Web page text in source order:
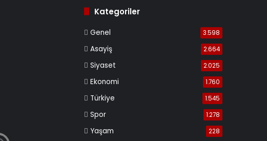
Kategoriler
Genel 3.598
Asayiş 2.664
Siyaset 2.025
Ekonomi 1.760
Türkiye 1.545
Spor 1.278
Yaşam 228